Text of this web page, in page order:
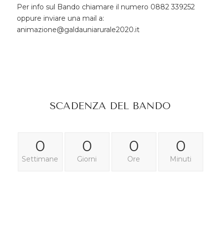
Per info sul Bando chiamare il numero 0882 339252
oppure inviare una mail a:
animazione@galdauniarurale2020.it
SCADENZA DEL BANDO
0
Settimane
0
Giorni
0
Ore
0
Minuti